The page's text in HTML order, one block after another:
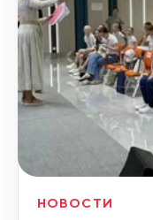
НОВОСТИ